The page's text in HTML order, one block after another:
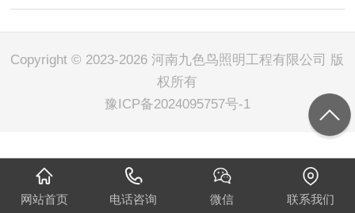
Copyright © 2023-2026 河南九色鸟照明工程有限公司 版
权所有
豫ICP备2024095757号-1
网站首页 电话咨询 微信 联系我们